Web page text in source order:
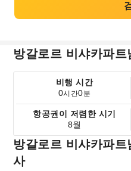
방갈로르 비샤카파
비행 시간
0시간0분
항공권이 저렴한 시기
8월
방갈로르 비샤카파
사